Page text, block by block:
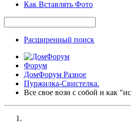
Как Вставлять Фото
Расширенный поиск
Форум
ДомФорум Разное
Пуржилка-Свистелка.
Все свое вози с собой и как